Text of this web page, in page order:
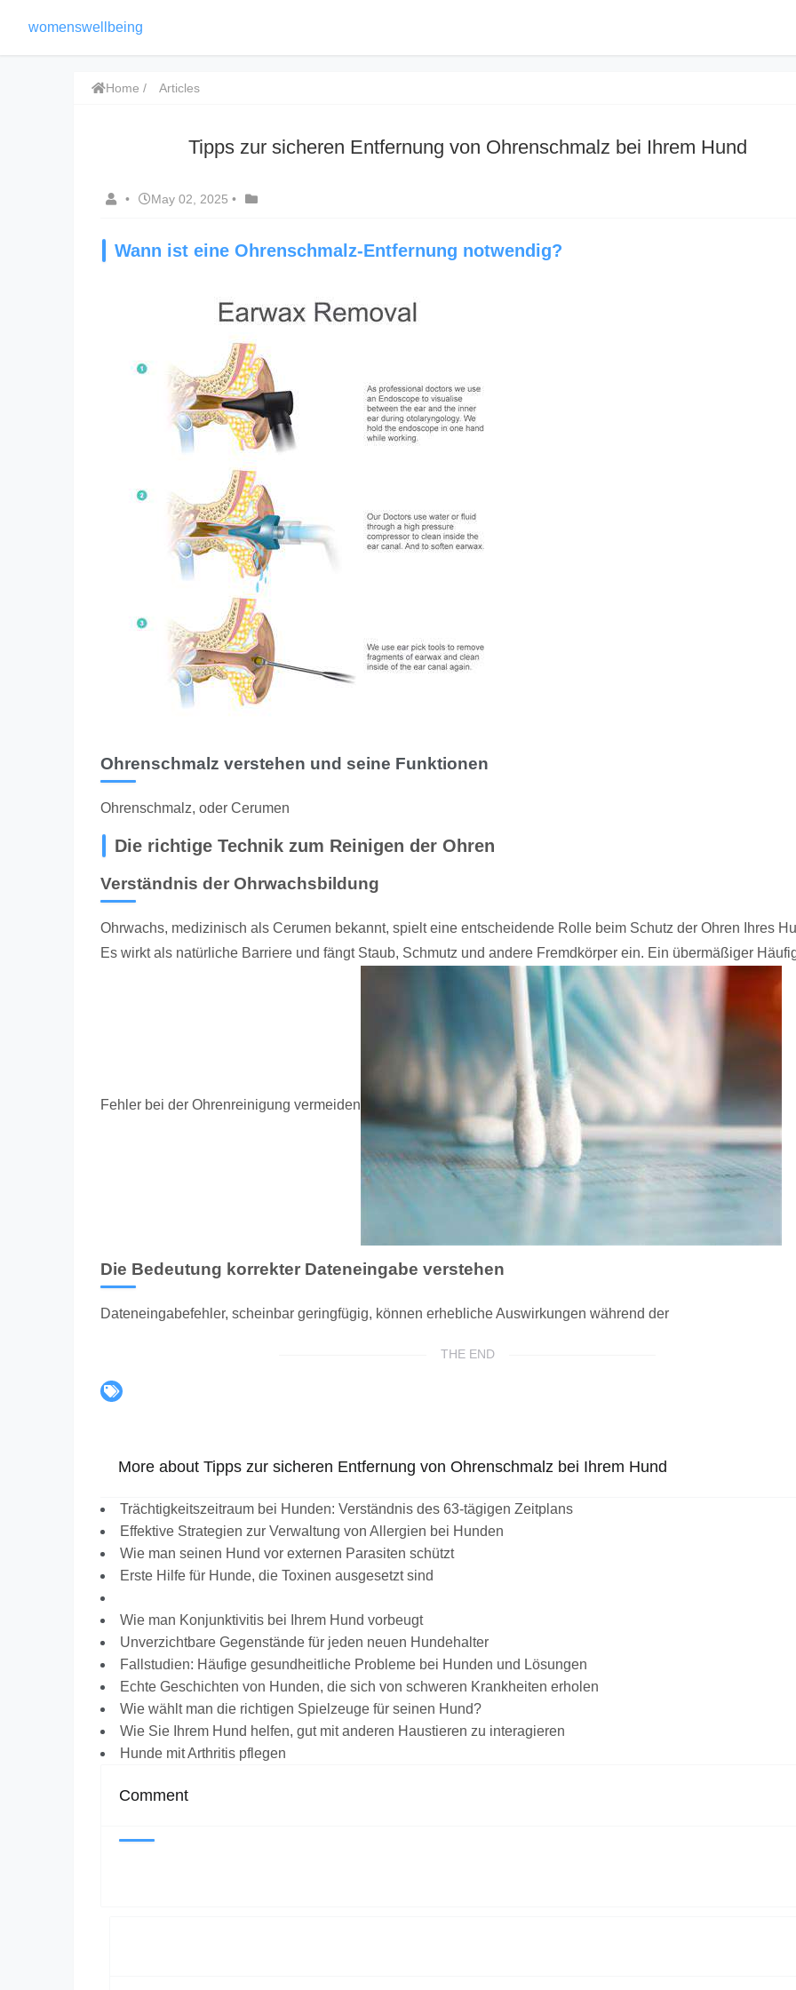
womenswellbeing
Home Articles
Tipps zur sicheren Entfernung von Ohrenschmalz bei Ihrem Hund
• May 02, 2025 •
Wann ist eine Ohrenschmalz-Entfernung notwendig?
Ohrenschmalz verstehen und seine Funktionen
Ohrenschmalz, oder Cerumen
Die richtige Technik zum Reinigen der Ohren
Verständnis der Ohrwachsbildung
Ohrwachs, medizinisch als Cerumen bekannt, spielt eine entscheidende Rolle beim Schutz der Ohren Ihres
Es wirkt als natürliche Barriere und fängt Staub, Schmutz und andere Fremdkörper ein. Ein übermäßiger
Fehler bei der Ohrenreinigung vermeiden
Die Bedeutung korrekter Dateneingabe verstehen
Dateneingabefehler, scheinbar geringfügig, können erhebliche Auswirkungen während der
THE END
More about Tipps zur sicheren Entfernung von Ohrenschmalz bei Ihrem Hund
Trächtigkeitszeitraum bei Hunden: Verständnis des 63-tägigen Zeitplans
Effektive Strategien zur Verwaltung von Allergien bei Hunden
Wie man seinen Hund vor externen Parasiten schützt
Erste Hilfe für Hunde, die Toxinen ausgesetzt sind
Wie man Konjunktivitis bei Ihrem Hund vorbeugt
Unverzichtbare Gegenstände für jeden neuen Hundehalter
Fallstudien: Häufige gesundheitliche Probleme bei Hunden und Lösungen
Echte Geschichten von Hunden, die sich von schweren Krankheiten erholen
Wie wählt man die richtigen Spielzeuge für seinen Hund?
Wie Sie Ihrem Hund helfen, gut mit anderen Haustieren zu interagieren
Hunde mit Arthritis pflegen
Comment